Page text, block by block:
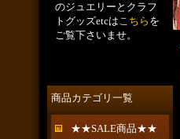
のジュエリーとクラフ
トグッズetcはこちら を
ご覧下さいませ。
商品カテゴリ一覧
★★SALE商品★★